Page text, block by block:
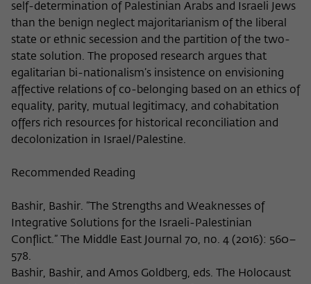
self-determination of Palestinian Arabs and Israeli Jews
than the benign neglect majoritarianism of the liberal
state or ethnic secession and the partition of the two-
state solution. The proposed research argues that
egalitarian bi-nationalism’s insistence on envisioning
affective relations of co-belonging based on an ethics of
equality, parity, mutual legitimacy, and cohabitation
offers rich resources for historical reconciliation and
decolonization in Israel/Palestine.
Recommended Reading
Bashir, Bashir. “The Strengths and Weaknesses of
Integrative Solutions for the Israeli-Palestinian
Conflict.” The Middle East Journal 70, no. 4 (2016): 560–
578.
Bashir, Bashir, and Amos Goldberg, eds. The Holocaust
Zweck
Dieses kurzlebige Cookie wird dazu
verwendet, vorübergehend Daten über
den aktuellen Aufenthalt des Besuchs auf
der Webseite des Wissenschaftskollegs
zu speichern.